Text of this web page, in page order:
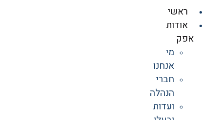
ראשי
אודות
אפק
מי
אנחנו
חברי
הנהלה
ועדות